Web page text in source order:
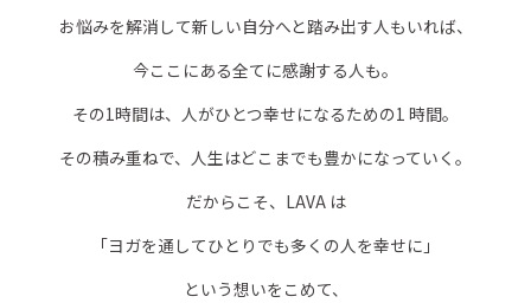
お悩みを解消して新しい自分へと踏み出す人もいれば、
今ここにある全てに感謝する人も。
その1時間は、人がひとつ幸せになるための1 時間。
その積み重ねで、人生はどこまでも豊かになっていく。
だからこそ、LAVA は
「ヨガを通してひとりでも多くの人を幸せに」
という想いをこめて、